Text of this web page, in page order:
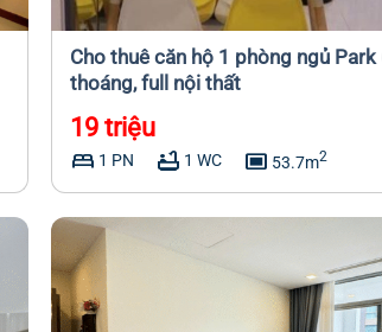
Cho thuê căn hộ 1 phòng ngủ Park
thoáng, full nội thất
19 triệu
bed 1 PN bathtub 1 WC capture 53.7m2